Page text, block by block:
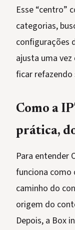
Esse “centro”
categorias,
configurações
ajusta uma
ficar refazendo
Como a
prática,
Para entender
funciona como
caminho do
origem do
Depois, a Box